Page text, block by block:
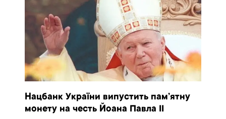
Нацбанк України випустить пам’ятну
монету на честь Йоана Павла II